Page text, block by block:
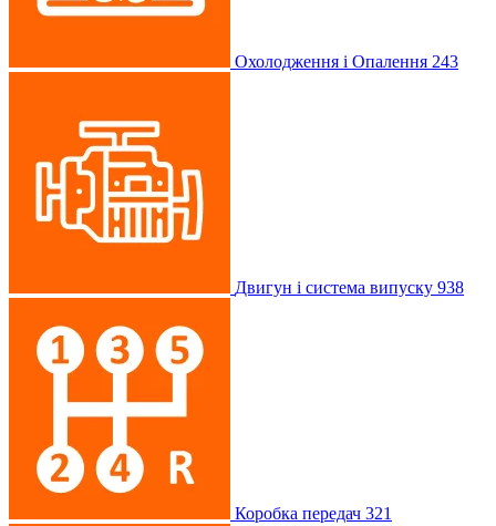
Охолодження і Опалення 243
Двигун і система випуску 938
Коробка передач 321